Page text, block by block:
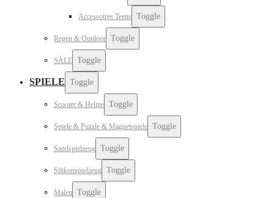
Accessoires Teens Toggle
Regen & Outdoor Toggle
SALE Toggle
SPIELE Toggle
Scooter & Helme Toggle
Spiele & Puzzle & Magnetspiele Toggle
Sandspielzeug Toggle
Silikonspielzeug Toggle
Malen Toggle